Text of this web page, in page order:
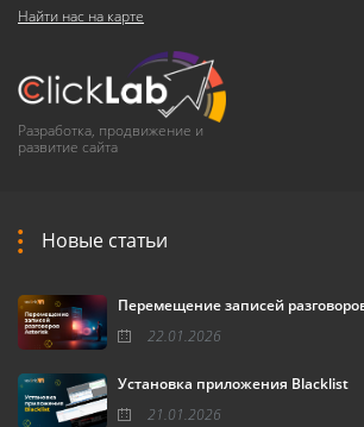
Найти нас на карте
Разработка, продвижение и
развитие сайта
Новые статьи
Перемещение записей
22.01.2026
Установка приложения Blacklist
21.01.2026